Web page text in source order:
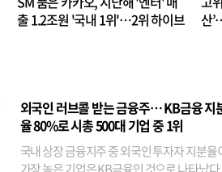
출 1.2조원 '국내 1위'…2위 하이브
산
외국인 러브콜 받는 금융주… KB금융 지
율 80%로 시총 500대 기업 중 1위
국내 상장 금융지주 중 외국인 투자자 지분율